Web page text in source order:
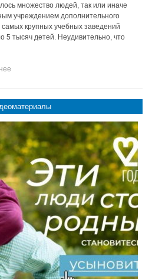
множество людей, так или иначе
учреждением дополнительного
крупных учебных заведений
5 тысяч детей. Неудивительно, что